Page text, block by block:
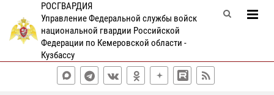
РОСГВАРДИЯ
Управление Федеральной службы войск
национальной гвардии Российской
Федерации по Кемеровской области -
Кузбассу